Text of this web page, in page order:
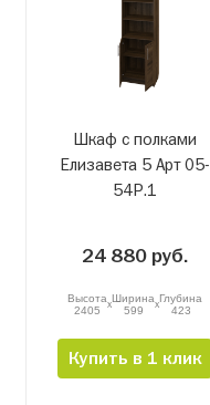
Шкаф с полками
Елизавета 5 Арт 05-
54Р.1
24 880 руб.
Высота
2405
xШирина
599
xГлубина
423
Купить в 1 клик